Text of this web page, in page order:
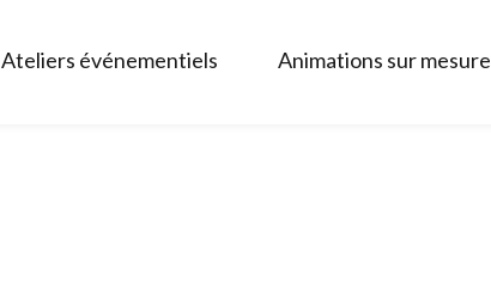
Ateliers événementiels Animations sur mesure